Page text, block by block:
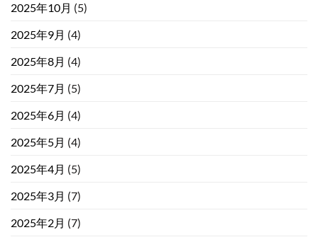
2025年10月 (5)
2025年9月 (4)
2025年8月 (4)
2025年7月 (5)
2025年6月 (4)
2025年5月 (4)
2025年4月 (5)
2025年3月 (7)
2025年2月 (7)